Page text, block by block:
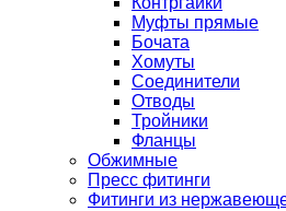
Муфты прямые
Бочата
Хомуты
Соединители
Отводы
Тройники
Фланцы
Обжимные
Пресс фитинги
Фитинги из